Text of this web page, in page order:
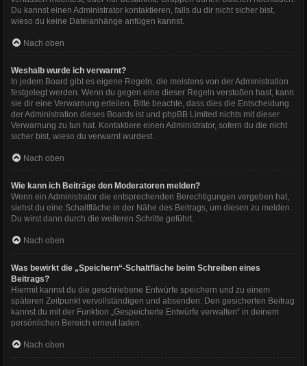
Du kannst einen Administrator kontaktieren, falls du dir nicht sicher bist,
wieso du keine Dateianhänge anfügen kannst.
Nach oben
Weshalb wurde ich verwarnt?
In jedem Board gibt es eigene Regeln, die meistens von der Administration
festgelegt werden. Wenn du gegen eine dieser Regeln verstoßen hast, kann
sie dir eine Verwarnung erteilen. Bitte beachte, dass dies die Entscheidung
der Administration dieses Boards ist und phpBB Limited nichts mit dieser
Verwarnung zu tun hat. Kontaktiere einen Administrator, sofern du die nicht
sicher bist, wieso du verwarnt wurdest.
Nach oben
Wie kann ich Beiträge den Moderatoren melden?
Wenn ein Administrator die entsprechenden Berechtigungen vergeben hat,
siehst du eine Schaltfläche in der Nähe des Beitrags, um diesen zu melden.
Du wirst dann durch die weiteren Schritte geführt.
Nach oben
Was bewirkt die „Speichern“-Schaltfläche beim Schreiben eines
Beitrags?
Hiermit kannst du die geschriebene Entwürfe speichern und zu einem
späteren Zeitpunkt vervollständigen und absenden. Den gesicherten Beitrag
kannst du mit der Funktion „Gespeicherte Entwürfe verwalten“ in deinem
persönlichen Bereich erneut laden.
Nach oben